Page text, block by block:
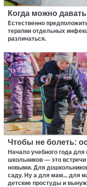
Когда можно
Естественно
терапии отдельных
различаться.
Чтобы не болеть:
Начало учебного года
школьников — это
новыми. Для
саду. Ну а для мам... для
детские простуды и